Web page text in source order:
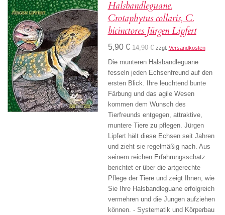
Halsbandleguane.
Crotaphytus collaris, C.
bicinctores Jürgen Lipfert
5,90 € 14,90 € zzgl. Versandkosten
Die munteren Halsbandleguane
fesseln jeden Echsenfreund auf den
ersten Blick. Ihre leuchtend bunte
Färbung und das agile Wesen
kommen dem Wunsch des
Tierfreunds entgegen, attraktive,
muntere Tiere zu pflegen. Jürgen
Lipfert hält diese Echsen seit Jahren
und zieht sie regelmäßig nach. Aus
seinem reichen Erfahrungsschatz
berichtet er über die artgerechte
Pflege der Tiere und zeigt Ihnen, wie
Sie Ihre Halsbandleguane erfolgreich
vermehren und die Jungen aufziehen
können. - Systematik und Körperbau